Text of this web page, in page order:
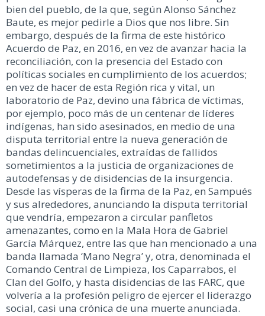
bien del pueblo, de la que, según Alonso Sánchez
Baute, es mejor pedirle a Dios que nos libre. Sin
embargo, después de la firma de este histórico
Acuerdo de Paz, en 2016, en vez de avanzar hacia la
reconciliación, con la presencia del Estado con
políticas sociales en cumplimiento de los acuerdos;
en vez de hacer de esta Región rica y vital, un
laboratorio de Paz, devino una fábrica de víctimas,
por ejemplo, poco más de un centenar de líderes
indígenas, han sido asesinados, en medio de una
disputa territorial entre la nueva generación de
bandas delincuenciales, extraídas de fallidos
sometimientos a la justicia de organizaciones de
autodefensas y de disidencias de la insurgencia.
Desde las vísperas de la firma de la Paz, en Sampués
y sus alrededores, anunciando la disputa territorial
que vendría, empezaron a circular panfletos
amenazantes, como en la Mala Hora de Gabriel
García Márquez, entre las que han mencionado a una
banda llamada ‘Mano Negra’ y, otra, denominada el
Comando Central de Limpieza, los Caparrabos, el
Clan del Golfo, y hasta disidencias de las FARC, que
volvería a la profesión peligro de ejercer el liderazgo
social, casi una crónica de una muerte anunciada.